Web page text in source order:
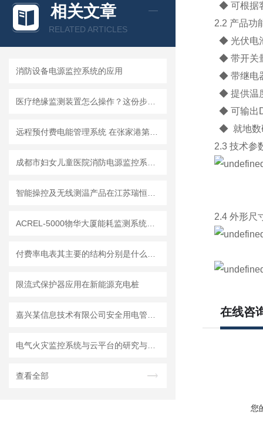
相关文章
RELATED ARTICLES
消防设备电源监控系统的应用
限流式保护器应用在新能源充电桩
查看全部
◆ 可根据
2.2 产品功
◆ 光伏电
◆ 带开关
◆ 带继电
◆ 提供温
◆ 可输出
◆ 就地数
2.3 技术参
2.4 外形尺
在线咨
您